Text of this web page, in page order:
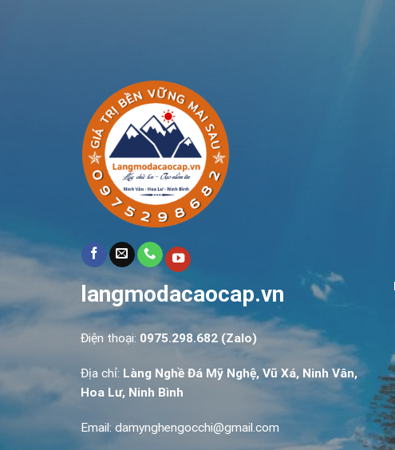
langmodacaocap.vn
Điện thoại: 0975.298.682 (Zalo)
Địa chỉ: Làng Nghề Đá Mỹ Nghệ, Vũ Xá, Ninh Vân,
Hoa Lư, Ninh Bình
Email: damynghengocchi@gmail.com